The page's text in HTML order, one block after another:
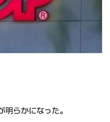
らかになった。